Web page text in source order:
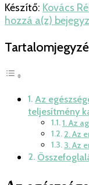
Készítő: Kovács
hozzá a(z) Az
és
közötti
a
Az
teljesítmény
1. Az
2. Az
3. Az